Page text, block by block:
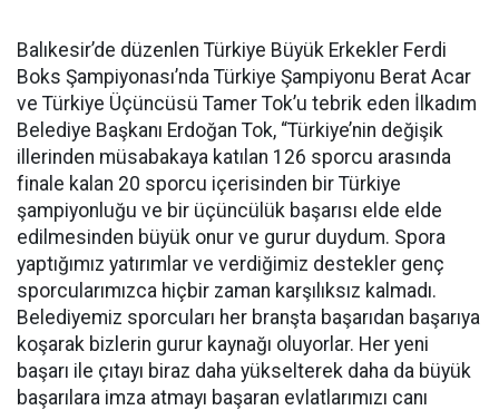
Balıkesir’de düzenlen Türkiye Büyük Erkekler Ferdi
Boks Şampiyonası’nda Türkiye Şampiyonu Berat Acar
ve Türkiye Üçüncüsü Tamer Tok’u tebrik eden İlkadım
Belediye Başkanı Erdoğan Tok, “Türkiye’nin değişik
illerinden müsabakaya katılan 126 sporcu arasında
finale kalan 20 sporcu içerisinden bir Türkiye
şampiyonluğu ve bir üçüncülük başarısı elde elde
edilmesinden büyük onur ve gurur duydum. Spora
yaptığımız yatırımlar ve verdiğimiz destekler genç
sporcularımızca hiçbir zaman karşılıksız kalmadı.
Belediyemiz sporcuları her branşta başarıdan başarıya
koşarak bizlerin gurur kaynağı oluyorlar. Her yeni
başarı ile çıtayı biraz daha yükselterek daha da büyük
başarılara imza atmayı başaran evlatlarımızı canı